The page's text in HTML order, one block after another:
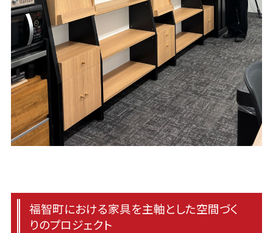
福智町における家具を主軸とした空間づく
りのプロジェクト